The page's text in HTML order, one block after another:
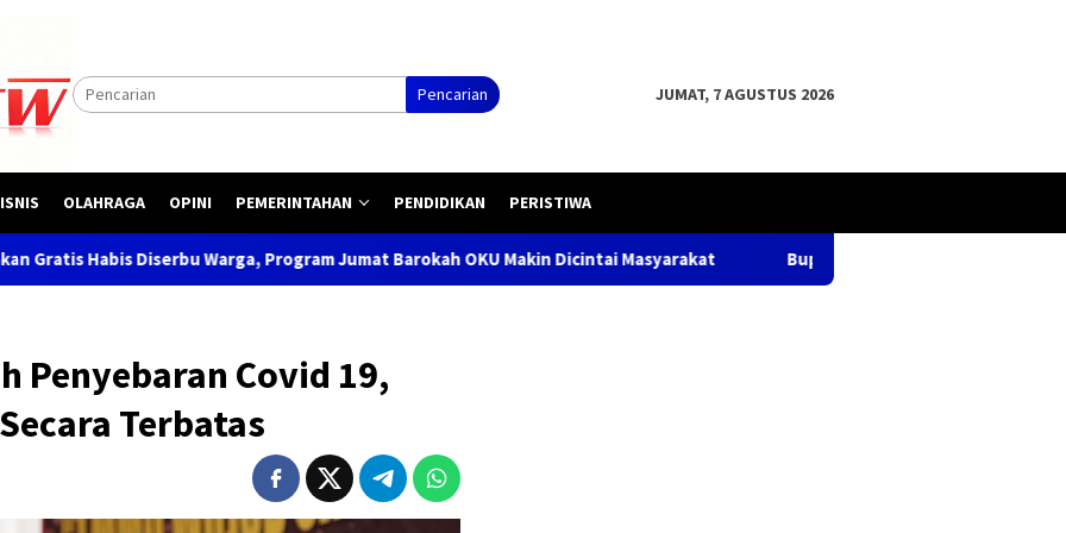
Pencarian
JUMAT, 7 AGUSTUS 2026
OLAHRAGA OPINI PEMERINTAHAN PENDIDIKAN PERISTIWA
Warga, Program Jumat Barokah OKU Makin Dicintai Masyarakat Bupati OKU H .Teddy Meilwansyah, S.STP. M.M.,
Penyebaran Covid 19,
Terbatas